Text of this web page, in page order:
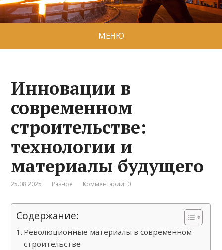
МЕНЮ
Инновации в
современном
строительстве:
технологии и
материалы будущего
25.08.2025 Разное Комментарии: 0
Содержание:
Революционные материалы в современном
строительстве